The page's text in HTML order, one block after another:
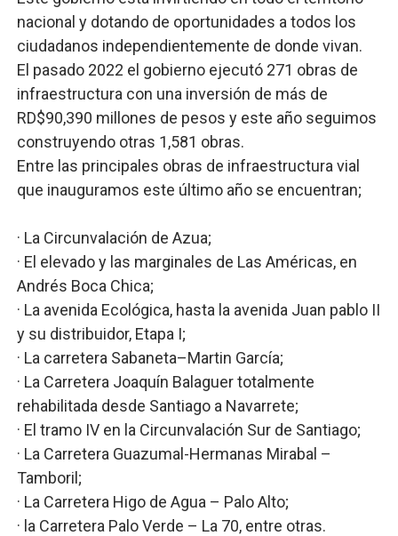
nacional y dotando de oportunidades a todos los
ciudadanos independientemente de donde vivan.
El pasado 2022 el gobierno ejecutó 271 obras de
infraestructura con una inversión de más de
RD$90,390 millones de pesos y este año seguimos
construyendo otras 1,581 obras.
Entre las principales obras de infraestructura vial
que inauguramos este último año se encuentran;
· La Circunvalación de Azua;
· El elevado y las marginales de Las Américas, en
Andrés Boca Chica;
· La avenida Ecológica, hasta la avenida Juan pablo II
y su distribuidor, Etapa I;
· La carretera Sabaneta–Martin García;
· La Carretera Joaquín Balaguer totalmente
rehabilitada desde Santiago a Navarrete;
· El tramo IV en la Circunvalación Sur de Santiago;
· La Carretera Guazumal-Hermanas Mirabal –
Tamboril;
· La Carretera Higo de Agua – Palo Alto;
· la Carretera Palo Verde – La 70, entre otras.